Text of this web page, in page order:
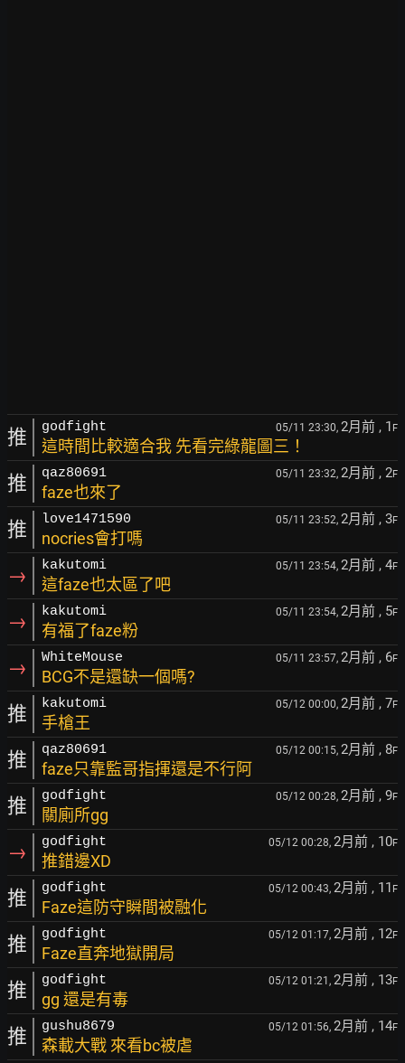
推 godfight 05/11 23:30, 2月前 , 1 F
這時間比較適合我 先看完綠龍圖三！
推 qaz80691 05/11 23:32, 2月前 , 2F
faze也來了
推 love1471590 05/11 23:52, 2月前 , 3F
nocries會打嗎
→ kakutomi 05/11 23:54, 2月前 , 4F
這faze也太區了吧
→ kakutomi 05/11 23:54, 2月前 , 5F
有福了faze粉
→ WhiteMouse 05/11 23:57, 2月前 , 6F
BCG不是還缺一個嗎?
推 kakutomi 05/12 00:00, 2月前 , 7F
手槍王
推 qaz80691 05/12 00:15, 2月前 , 8F
faze只靠監哥指揮還是不行阿
推 godfight 05/12 00:28, 2月前 , 9F
關廁所gg
→ godfight 05/12 00:28, 2月前 , 10F
推錯邊XD
推 godfight 05/12 00:43, 2月前 , 11 F
Faze這防守瞬間被融化
推 godfight 05/12 01:17, 2月前 , 12F
Faze直奔地獄開局
推 godfight 05/12 01:21, 2月前 , 13F
gg 還是有毒
推 gushu8679 05/12 01:56, 2月前 , 14F
森載大戰 來看bc被虐